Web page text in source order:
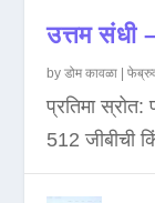
उत्तम संधी –
byडोम कावळा |
प्रतिमा
512 जीबीची